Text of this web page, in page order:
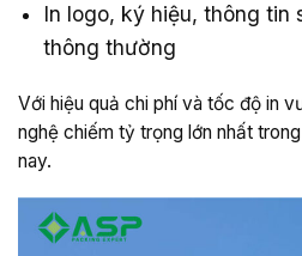
In logo, ký hiệu, thông tin
thông thường
Với hiệu quả chi phí và tốc độ in
nghệ chiếm tỷ trọng lớn nhất
nay.